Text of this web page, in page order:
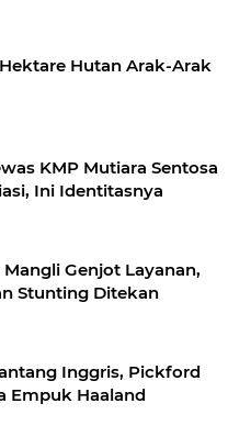
Hutan Arak-Arak
KMP Mutiara Sentosa
Ini Identitasnya
Genjot Layanan,
Stunting Ditekan
Inggris, Pickford
Empuk Haaland